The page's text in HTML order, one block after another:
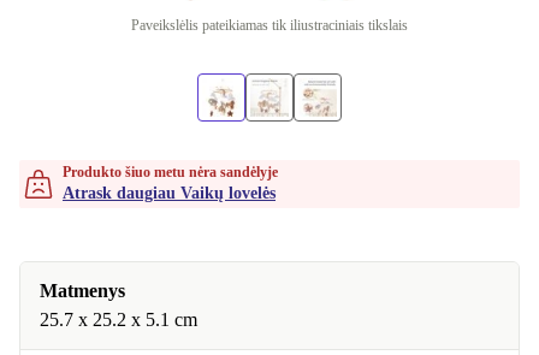
Paveikslėlis pateikiamas tik iliustraciniais tikslais
Produkto šiuo metu nėra sandėlyje
Atrask daugiau Vaikų lovelės
Matmenys
25.7 x 25.2 x 5.1 cm